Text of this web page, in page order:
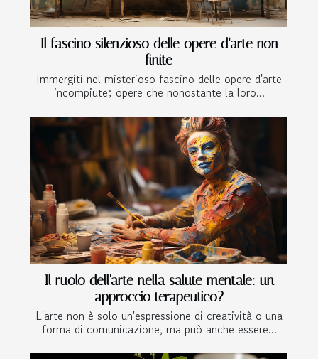
Il fascino silenzioso delle opere d'arte non
finite
Immergiti nel misterioso fascino delle opere d'arte
incompiute; opere che nonostante la loro...
Il ruolo dell'arte nella salute mentale: un
approccio terapeutico?
L'arte non è solo un'espressione di creatività o una
forma di comunicazione, ma può anche essere...